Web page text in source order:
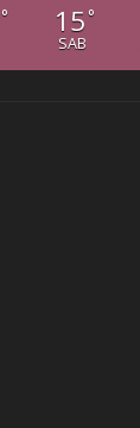
° 15°
SAB